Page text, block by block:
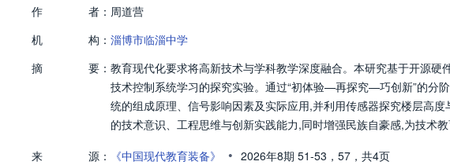
作 者： 周道营
机
构： 淄博市临淄中学
摘
要： 教育现代化要求将高新技术与学科教学深度融合。本研究基于开源
技术控制系统学习的探究实验。通过“初体验—再探究—巧创新”的分
统的组成原理、信号影响因素及实际应用,并利用传感器探究楼层高
的技术意识、工程思维与创新实践能力,同时增强民族自豪感,为技术
来
源： 《中国现代教育装备》 • 2026年8期 51-53， 57， 共4页